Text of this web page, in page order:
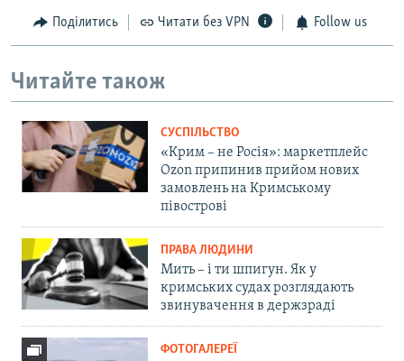
Поділитись Читати без VPN Follow us
Читайте також
СУСПІЛЬСТВО
«Крим – не Росія»: маркетплейс
Ozon припинив прийом нових
замовлень на Кримському
півострові
ПРАВА ЛЮДИНИ
Мить – і ти шпигун. Як у
кримських судах розглядають
звинувачення в держзраді
ФОТОГАЛЕРЕЇ